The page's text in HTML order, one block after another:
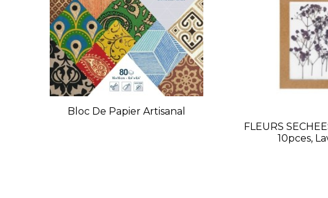
Bloc De Papier Artisanal
FLEURS
10pces,